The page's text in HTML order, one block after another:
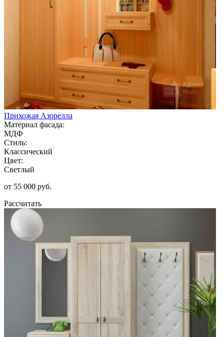
Прихожая Азорелла
Материал фасада:
МДФ
Стиль:
Классический
Цвет:
Светлый
от 55 000 руб.
Рассчитать